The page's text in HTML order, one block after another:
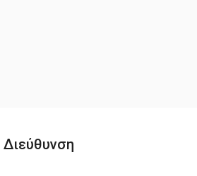
Διεύθυνση